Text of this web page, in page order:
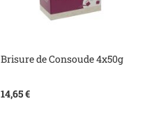
Brisure de Consoude 4x50g
14,65 €